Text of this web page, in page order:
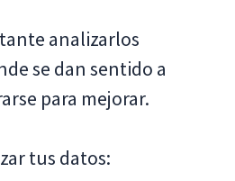
analizarlos
se dan sentido a
para mejorar.
tus datos: